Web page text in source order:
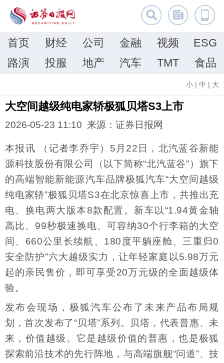
首页 财经 公司 金融 视频
ESG
路演
投服 地产 汽车 TMT 食品
小 | 中 | 大
大空间越级纯电家轿极狐贝塔S3上市
2026-05-23 11:10 来源：证券日报网
本报讯 （记者李乔宇）5月22日，北汽蓝谷新能
源科技股份有限公司（以下简称“北汽蓝谷”）旗下
的高端智能新能源汽车品牌极狐汽车“大空间越级
纯电家轿”极狐贝塔S3在北京惊喜上市，共推出充
电、换电两大版本8款配置。新车以“1.94黄金轴
高比、99秒极速换电、可容纳30个行李箱的大空
间、660公里长续航、180度平躺座舱、三重归0
安全防护”六大越级实力，让年轻家庭以5.98万元
起的亲民售价，即可享受20万元级的全面越级体
验。
发布会现场，极狐汽车公布了未来产品布局规
划，首次发布了“贝塔”系列。贝塔，代表普惠、未
来，价值越级。它是越级价值的普惠，也是极狐
探索前沿技术的先行阵地，与高端旗舰“问道”、技